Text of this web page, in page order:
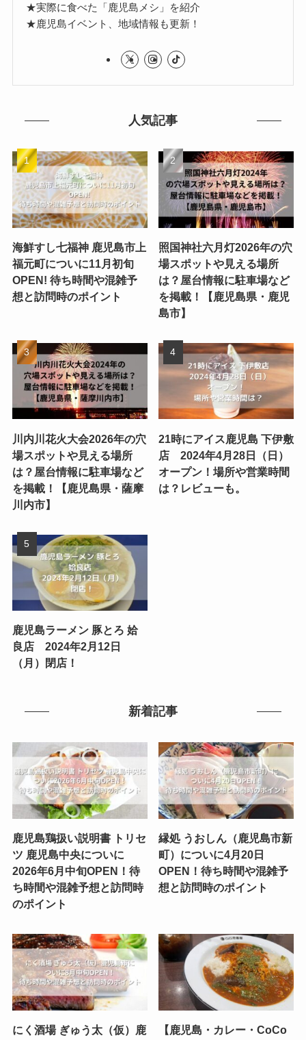
★実際に食べた「鹿児島メシ」を紹介
★鹿児島イベント、地域情報も更新！
人気記事
海鮮すし七福神 鹿児島市上
福元町についに11月初旬
OPEN! 待ち時間や混雑予
想と訪問時のポイント
照国神社六月灯2026年の穴
場スポットや見える場所
は？屋台情報に駐車場など
を掲載！【鹿児島県・鹿児
島市】
川内川花火大会2026年の穴
場スポットや見える場所
は？屋台情報に駐車場など
を掲載！【鹿児島県・薩摩
川内市】
21時にアイス鹿児島 下伊敷
店 2024年4月28日（日）
オープン！場所や営業時間
は？レビューも。
鹿児島ラーメン 豚とろ 姶
良店 2024年2月12日
（月）閉店！
新着記事
鹿児島鶏扱い説明書 トリセ
ツ 鹿児島中央についに
2026年6月中旬OPEN！待
ち時間や混雑予想と訪問時
のポイント
縁処 うおしん（鹿児島市新
町）についに4月20日
OPEN！待ち時間や混雑予
想と訪問時のポイント
にく酒場 ぎゅう太（仮）鹿
【鹿児島・カレー・CoCo